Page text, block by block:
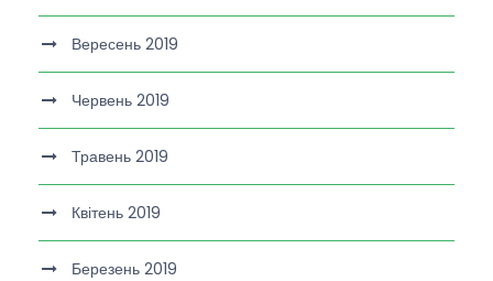
Вересень 2019
Червень 2019
Травень 2019
Квітень 2019
Березень 2019